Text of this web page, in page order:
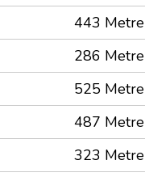
443 Metre
286 Metre
525 Metre
487 Metre
323 Metre